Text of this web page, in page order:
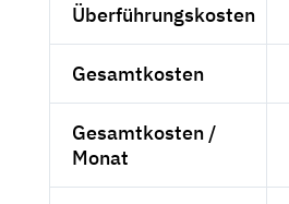
Überführungskosten
Gesamtkosten
Gesamtkosten /
Monat